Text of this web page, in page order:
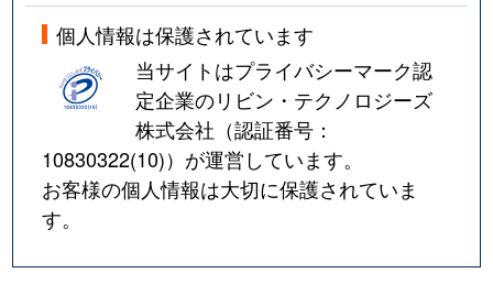
個人情報は保護されています
当サイトはプライバシーマーク認
定企業のリビン・テクノロジーズ
株式会社（認証番号：
10830322(10)）が運営しています。
お客様の個人情報は大切に保護されていま
す。